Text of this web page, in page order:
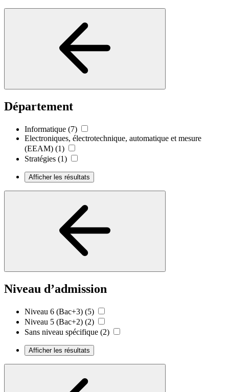
Département
Informatique (7)
Electroniques, électrotechnique, automatique et mesure
(EEAM) (1)
Stratégies (1)
Afficher les résultats
Niveau d’admission
Niveau 6 (Bac+3) (5)
Niveau 5 (Bac+2) (2)
Sans niveau spécifique (2)
Afficher les résultats